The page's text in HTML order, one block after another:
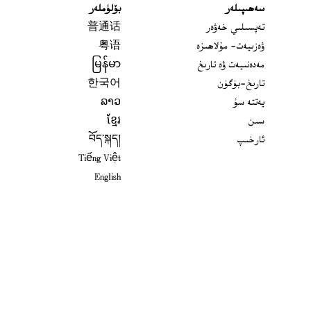
سەھىپىلەر
تەپسىلىي خەۋەر
ۋەزىيەت- مۇلاھىزە
مەدەنىيەت ۋە تارىخ
تارىخ-بۈگۈن
يەتتە سۇ
سىن
ئارخىپ
بۆلۈملەر
普通话
粤语
မြန်မာ
한국어
ລາວ
ខ្មែរ
བོད་སྐད།
Tiếng Việt
English